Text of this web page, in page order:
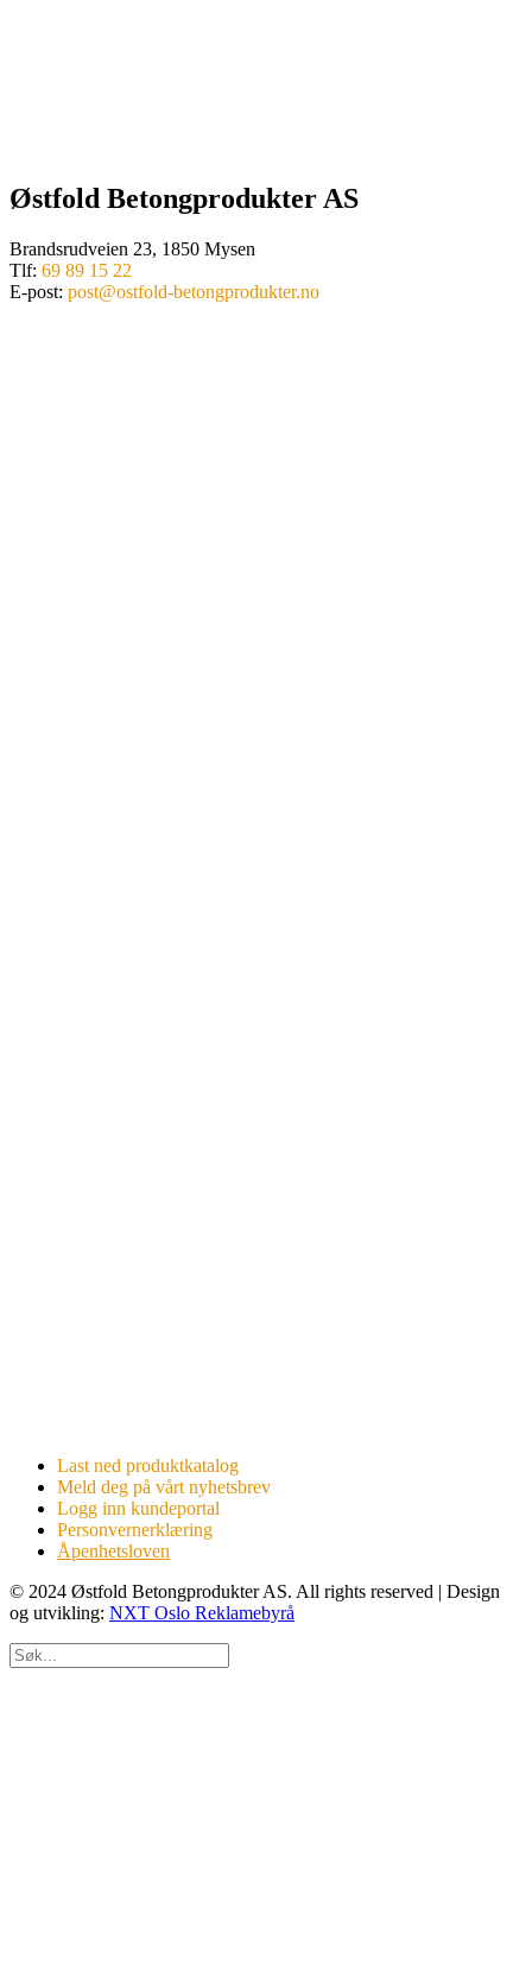
Østfold Betongprodukter AS
Brandsrudveien 23, 1850 Mysen
Tlf: 69 89 15 22
E-post: post@ostfold-betongprodukter.no
Last ned produktkatalog
Meld deg på vårt nyhetsbrev
Logg inn kundeportal
Personvernerklæring
Åpenhetsloven
© 2024 Østfold Betongprodukter AS. All rights reserved | Design
og utvikling: NXT Oslo Reklamebyrå